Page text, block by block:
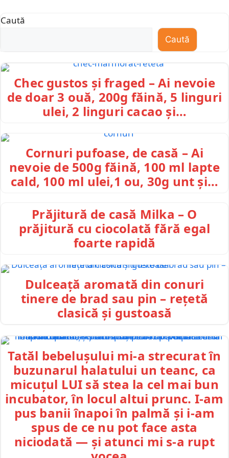
Caută
Caută
Chec gustos și fraged – Ai nevoie
de doar 3 ouă, 200g făină, 5 linguri
ulei, 2 linguri cacao și…
Cornuri pufoase, de casă – Ai
nevoie de 500g făină, 100 ml lapte
cald, 100 ml ulei,1 ou, 30g unt și…
Prăjitură de casă Milka – O
prăjitură cu ciocolată fără egal
foarte rapidă
Dulceață aromată din conuri
tinere de brad sau pin – rețetă
clasică și gustoasă
Tatăl bebelușului mi-a strecurat în
buzunarul halatului un teanc, ca
micuțul LUI să stea la cel mai bun
incubator, în locul altui prunc. I-am
pus banii înapoi în palmă și i-am
spus de ce nu pot face asta
niciodată — și atunci mi s-a rupt